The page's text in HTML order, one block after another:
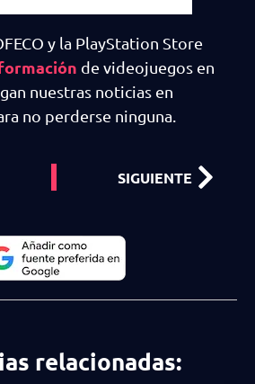
y la PlayStation Store
de videojuegos en
nuestras noticias en
no perderse ninguna.
SIGUIENTE
relacionadas: